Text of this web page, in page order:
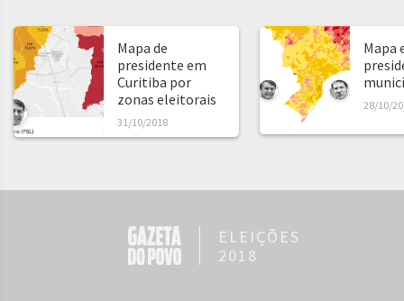
Mapa de
presidente em
Curitiba por
zonas eleitorais
31/10/2018
Mapa
28/10/
ELEIÇÕES
2018